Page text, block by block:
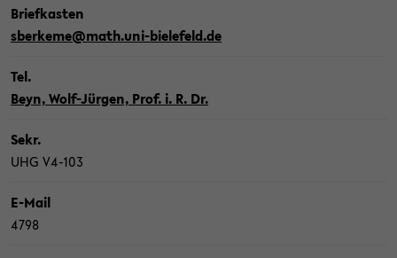
Brief­kas­ten
sber­ke­me@math.uni-​bielefeld.de
Tel.
Beyn, Wolf-​Jürgen, Prof. i. R. Dr.
Sekr.
UHG V4-​103
E-​Mail
4798